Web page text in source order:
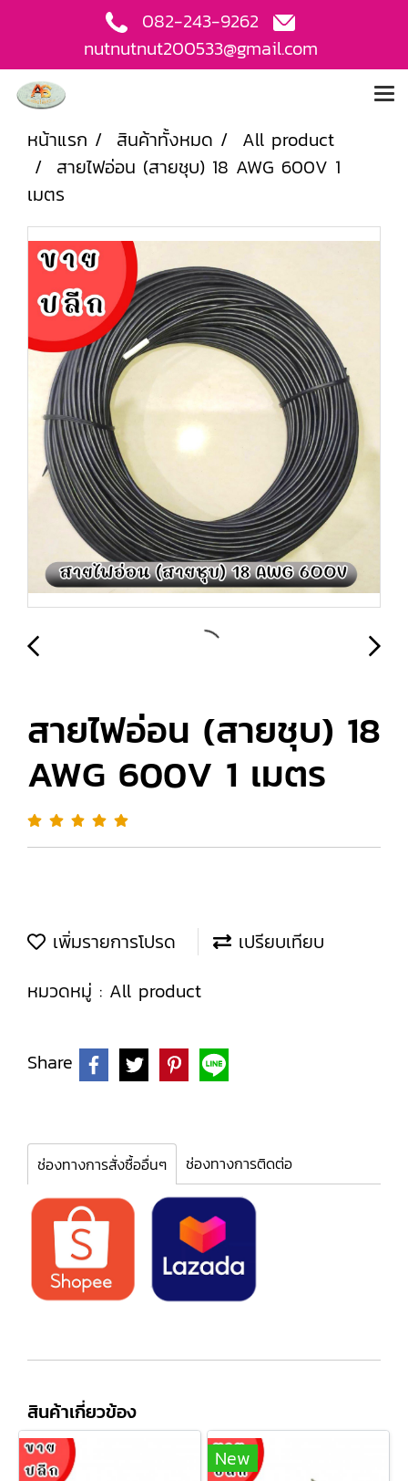
082-243-9262
nutnutnut200533@gmail.com
หน้าแรก สินค้าทั้งหมด
All product
สายไฟอ่อน (สายชุบ) 18 AWG 600V 1
เมตร
สายไฟอ่อน (สายชุบ) 18
AWG 600V 1 เมตร
เพิ่มรายการโปรด
เปรียบเทียบ
หมวดหมู่ : All product
Share
ช่องทางการสั่งซื้ออื่นๆ ช่องทางการติดต่อ
สินค้าเกี่ยวข้อง
New